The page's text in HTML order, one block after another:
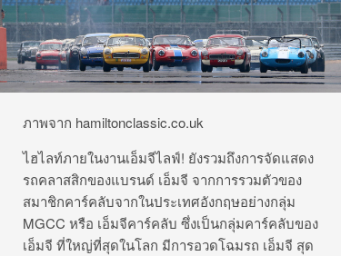
ภาพจาก hamiltonclassic.co.uk
ไฮไลท์ภายในงานเอ็มจีไลฟ์! ยังรวมถึงการจัดแสดง
รถคลาสสิกของแบรนด์ เอ็มจี จากการรวมตัวของ
สมาชิกคาร์คลับจากในประเทศอังกฤษอย่างกลุ่ม
MGCC หรือ เอ็มจีคาร์คลับ ซึ่งเป็นกลุ่มคาร์คลับของ
เอ็มจี ที่ใหญ่ที่สุดในโลก มีการอวดโฉมรถ เอ็มจี สุด